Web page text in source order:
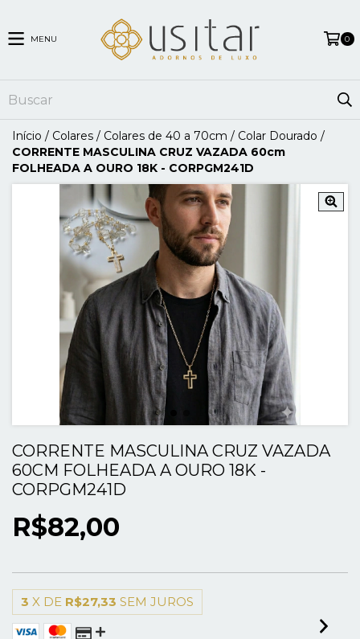
MENU 0
Início / Colares / Colares de 40 a 70cm / Colar Dourado /
CORRENTE MASCULINA CRUZ VAZADA 60cm
FOLHEADA A OURO 18K - CORPGM241D
CORRENTE MASCULINA CRUZ VAZADA
60CM FOLHEADA A OURO 18K -
CORPGM241D
R$82,00
3 X DE R$27,33 SEM JUROS